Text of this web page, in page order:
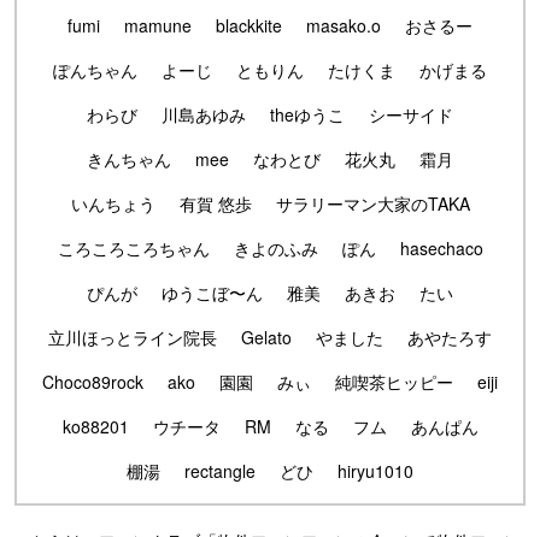
fumi
mamune blackkite masako.o
おさるー
ぽんちゃん
よーじ ともりん たけくま
かげまる
わらび
川島あゆみ theゆうこ
シーサイド
きんちゃん
mee なわとび 花火丸
霜月
いんちょう
有賀 悠歩
サラリーマン大家のTAKA
ころころころちゃん
きよのふみ ぽん
hasechaco
ぴんが
ゆうこぼ〜ん 雅美 あきお
たい
立川ほっとライン院長
Gelato やました
あやたろす
Choco89rock
ako 園園 みぃ 純喫茶ヒッピー
eiji
ko88201
ウチータ RM なる フム
あんぱん
棚湯
rectangle どひ hiryu1010